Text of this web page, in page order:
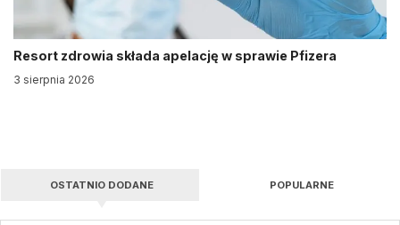
Resort zdrowia składa apelację w sprawie Pfizera
3 sierpnia 2026
OSTATNIO DODANE POPULARNE